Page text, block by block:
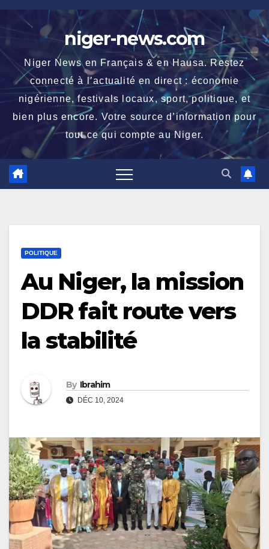
Skip
to
content
niger-news.com
Niger News en Français & en Hausa. Restez
connecté à l’actualité en direct : économie
nigérienne, festivals locaux, sport, politique, et
bien plus encore. Votre source d’information pour
tout ce qui compte au Niger.
POLITIQUE
Au Niger, la mission
DDR fait route vers
la stabilité
By Ibrahim
DÉC 10, 2024